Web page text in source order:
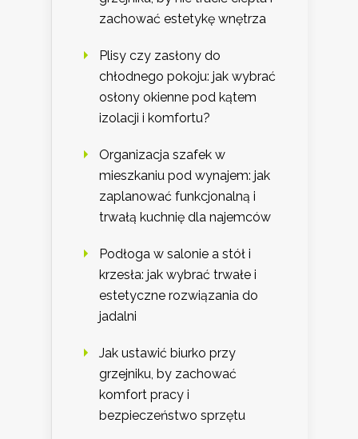
zachować estetykę wnętrza
Plisy czy zasłony do
chłodnego pokoju: jak wybrać
osłony okienne pod kątem
izolacji i komfortu?
Organizacja szafek w
mieszkaniu pod wynajem: jak
zaplanować funkcjonalną i
trwałą kuchnię dla najemców
Podłoga w salonie a stół i
krzesła: jak wybrać trwałe i
estetyczne rozwiązania do
jadalni
Jak ustawić biurko przy
grzejniku, by zachować
komfort pracy i
bezpieczeństwo sprzętu